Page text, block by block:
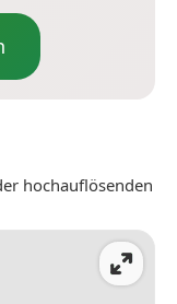
hochauflösenden